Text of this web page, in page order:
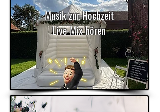
Musik zur Hochzeit
Live-Mix hören